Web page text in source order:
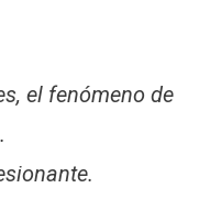
el fenómeno de